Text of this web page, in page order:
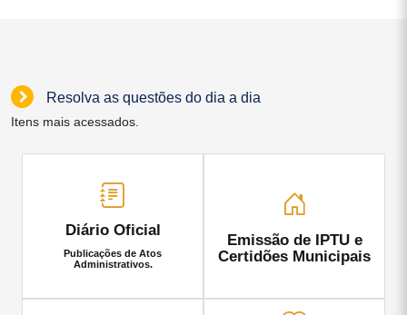
Resolva as questões do dia a dia
Itens mais acessados.
Diário Oficial
Publicações de Atos
Administrativos.
Emissão de IPTU e
Certidões Municipais